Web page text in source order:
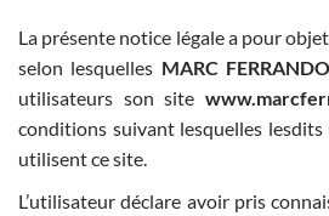
La présente notice légale a pour
selon lesquelles MARC FERRANDO
utilisateurs son site
conditions suivant lesquelles
utilisent ce site.
L’utilisateur déclare avoir pris